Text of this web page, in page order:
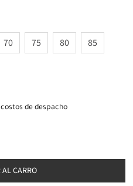
70 75 80 85
de despacho
AL CARRO